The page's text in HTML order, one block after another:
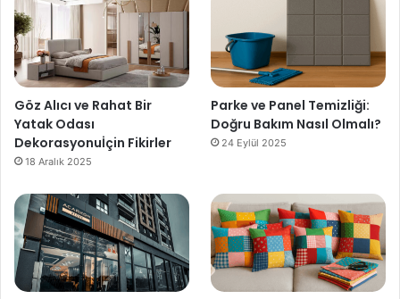
Göz Alıcı ve Rahat Bir
Yatak Odası
Dekorasyonuİçin Fikirler
18 Aralık 2025
Parke ve Panel Temizliği:
Doğru Bakım Nasıl Olmalı?
24 Eylül 2025